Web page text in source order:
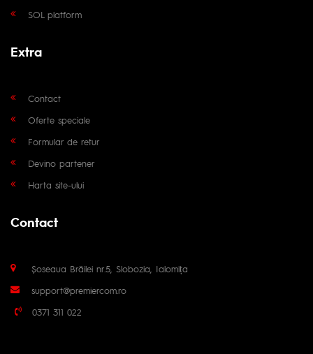
SOL platform
Extra
Contact
Oferte speciale
Formular de retur
Devino partener
Harta site-ului
Contact
Șoseaua Brăilei nr.5, Slobozia, Ialomița
support@premiercom.ro
0371 311 022